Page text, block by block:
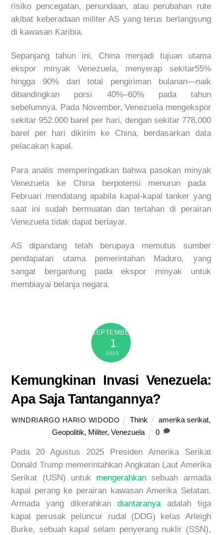
risiko pencegatan, penundaan,atau perubahan rute
akibat keberadaan militer AS yangterus berlangsung
di kawasan Karibia.
Sepanjang tahun ini, China menjadi tujuan
utama
ekspor
minyakVenezuela, menyerap sekitar55%
hingga90% dari total pengiriman bulanan—naik
dibandingkan
porsi 40%–60% pada
tahun
sebelumnya. PadaNovember, Venezuela mengekspor
sekitar 952.000 barel per hari, dengan sekitar778.000
barel
per hari dikirim ke China, berdasarkan data
pelacakan kapal .
Paraanalis memperingatkan bahwa pasokan minyak
Venezuela keChina berpotensi menurun pada
Februari mendatang apabila kapal-kapal tanker yang
saat ini sudah bermuatan dan tertahan di perairan
Venezuelatidak dapat berlayar.
ASdipandang telah berupaya memutus
sumber
pendapatan
utama pemerintahan Maduro, yang
sangat
bergantung pada ekspor minyak
untuk
membiayai belanja negara.
SEPTEMBER
1
2025
Kemungkinan Invasi Venezuela:
Apa Saja Tantangannya?
WINDRIARGO HARIO WIDODO Think amerika serikat,
Geopolitik, Militer,Venezuela 0
Pada 20 Agustus 2025
Presiden Amerika Serikat
Donald Trump memerintahkan Angkatan Laut Amerika
Serikat (USN) untuk mengerahkan sebuah armada
kapal perang ke perairan kawasan Amerika Selatan.
Armada yang dikerahkan diantaranyaadalah tiga
kapal perusak peluncur rudal (DDG) kelas Arleigh
Burke, sebuah kapal selam penyerang nuklir (SSN),